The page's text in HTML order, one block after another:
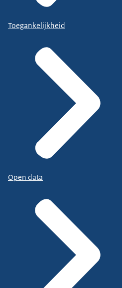
Toegankelijkheid
Open data